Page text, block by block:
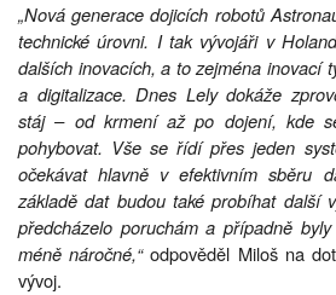
„Nová generace dojicích robotů
technické úrovni. I tak vývojáři v
dalších inovacích, a to zejména inovací
a digitalizace. Dnes Lely dokáže
stáj – od krmení až po dojení, kde
pohybovat. Vše se řídí přes jeden
očekávat hlavně v efektivním sběru
základě dat budou také probíhat další
předcházelo poruchám a případně
méně náročné,“odpověděl Miloš na
vývoj.